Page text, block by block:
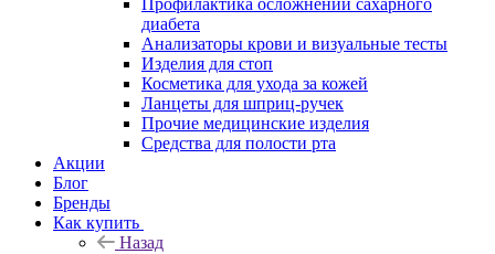
Профилактика осложнений сахарного
диабета
Анализаторы крови и визуальные тесты
Изделия для стоп
Косметика для ухода за кожей
Ланцеты для шприц-ручек
Прочие медицинские изделия
Средства для полости рта
Акции
Блог
Бренды
Как купить
Назад